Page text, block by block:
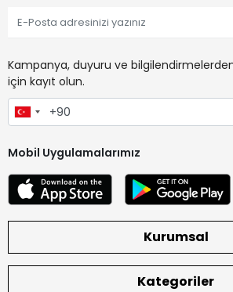
Kampanya, duyuru ve
için kayıt olun.
Mobil Uygulamalarımız
Kurumsal
Kategoriler